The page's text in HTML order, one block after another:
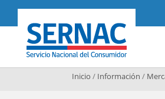
SERNAC
Inicio / Información /